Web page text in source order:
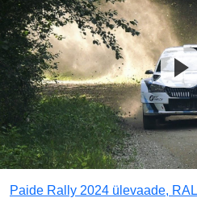
Paide Rally 2024 ülevaade,